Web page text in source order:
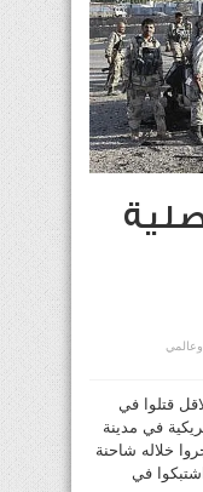
قتلوا في
في مدينة
خلاله شاحنة
في